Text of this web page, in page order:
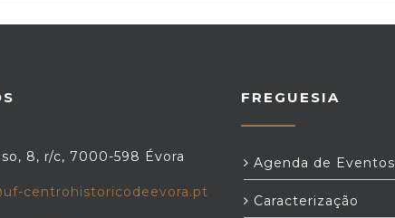
8, r/c, 7000-598 Évora
centrohistoricodeevora.pt
FREGUESIA
Agenda de Eventos
Caracterização